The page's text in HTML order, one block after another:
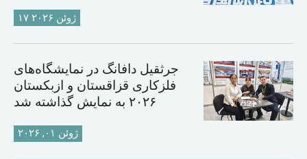
۱۷ ژوئن ۲۰۲۶
جرثقیل دافانگ در نمایشگاه‌های
فلزکاری قزاقستان و ازبکستان
۲۰۲۶ به نمایش گذاشته شد
ژوئن ۰۱, ۲۰۲۶